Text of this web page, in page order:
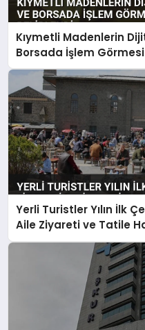
Kıymetli Madenlerin
Borsada İşlem
Belirlendi
Yerli Turistler Yılın İlk
Aile Ziyareti ve Tatile